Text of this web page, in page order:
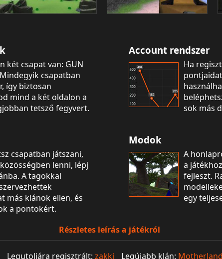
két csapat van: GUN
Mindegyik csapatban
így biztosan
mind a két oldalon a
tetsző fegyvert.
Account rendszer
Ha
sok más
csapatban játszani,
lenni, lépj
A tagokkal
más klánok ellen, és
a pontokért.
Modok
A
a
fejleszt.
egy
Részletes leírás a játékról
Legutoljára regisztrált: zakki Legújabb klán: